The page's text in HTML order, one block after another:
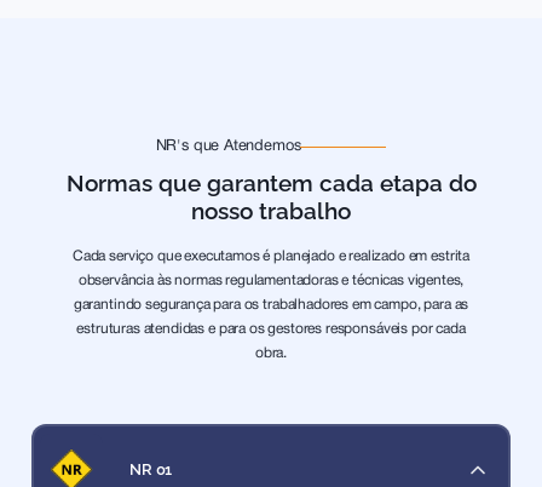
NR's que Atendemos
Normas que garantem cada etapa do
nosso trabalho
Cada serviço que executamos é planejado e realizado em estrita
observância às normas regulamentadoras e técnicas vigentes,
garantindo segurança para os trabalhadores em campo, para as
estruturas atendidas e para os gestores responsáveis por cada
obra.
NR 01